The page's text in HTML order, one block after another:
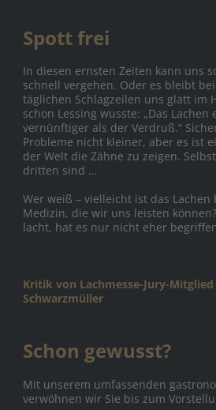
Spott frei
In diesen ernsten Zeiten kann uns
schnell vergehen. Oder es bleibt
täglichen Schlagzeilen uns glatt im
schon Lessing wusste: „Das Lachen
vernünftiger als der Verdruß.“
Probleme nicht kleiner, aber es ist
der Welt die Zähne zu zeigen.
dritten sind …
Wer weiß – vielleicht ist das Lachen
Medizin, die wir uns leisten
lacht, hat es nur nicht eher
Kritik von Lachmesse-Jury-
Schwarzmüller
Schon gewusst?
Mit unserem umfassenden
verwöhnen wir Sie bis zum